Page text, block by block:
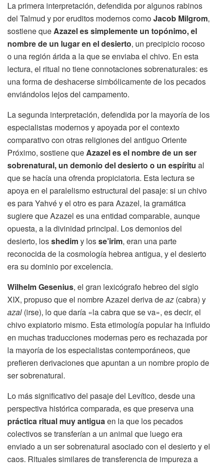
La primera interpretación, defendida por algunos rabinos
del Talmud y por eruditos modernos comoJacob Milgrom,
sostiene queAzazel es simplemente un topónimo, el
nombre de un lugar en el desierto, un precipicio rocoso
o una región árida a la que se enviaba el chivo. En esta
lectura, el ritual no tiene connotaciones sobrenaturales: es
una forma de deshacerse simbólicamente de los pecados
enviándolos lejos del campamento.
La segunda interpretación, defendida por la mayoría de los
especialistas modernos y apoyada por el contexto
comparativo con otras religiones del antiguo Oriente
Próximo, sostiene queAzazel es el nombre de un ser
sobrenatural, un demonio del desierto o un espíritu al
que se hacía una ofrenda propiciatoria. Esta lectura se
apoya en el paralelismo estructural del pasaje: si un chivo
es para Yahvé y el otro es para Azazel, la gramática
sugiere que Azazel es una entidad comparable, aunque
opuesta, a la divinidad principal. Los demonios del
desierto, losshedimy losse’irim, eran una parte
reconocida de la cosmología hebrea antigua, y el desierto
era su dominio por excelencia.
Wilhelm Gesenius, el gran lexicógrafo hebreo del siglo
XIX, propuso que el nombre Azazel deriva deaz (cabra) y
azal (irse), lo que daría «la cabra que se va», es decir, el
chivo expiatorio mismo. Esta etimología popular ha influido
en muchas traducciones modernas pero es rechazada por
la mayoría de los especialistas contemporáneos, que
prefieren derivaciones que apuntan a un nombre propio de
ser sobrenatural.
Lo más significativo del pasaje del Levítico, desde una
perspectiva histórica comparada, es que preserva una
práctica ritual muy antiguaen la que los pecados
colectivos se transferían a un animal que luego era
enviado a un ser sobrenatural asociado con el desierto y el
caos. Rituales similares de transferencia de impureza a